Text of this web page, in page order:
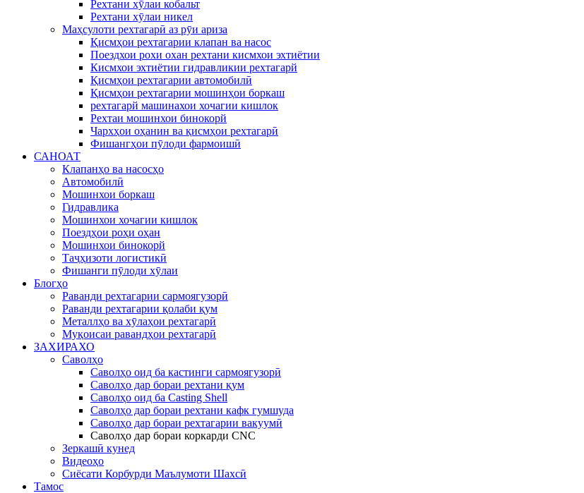
Рехтани хӯлаи кобальт
Рехтани хӯлаи никел
Маҳсулоти рехтагарӣ аз рӯи ариза
Қисмҳои рехтагарии клапан ва насос
Поездхои рохи охан рехтани кисмхои эхтиётии
Кисмхои эхтиётии гидравликии рехтагарй
Қисмҳои рехтагарии автомобилӣ
Қисмҳои рехтагарии мошинҳои боркаш
рехтагарй машинахои хочагии кишлок
Рехтаи мошинхои бинокорй
Чархҳои оҳанин ва қисмҳои рехтагарӣ
Фишангҳои пӯлоди фармоишӣ
САНОАТ
Клапанҳо ва насосҳо
Автомобилӣ
Мошинхои боркаш
Гидравлика
Мошинхои хочагии кишлок
Поездҳои роҳи оҳан
Мошинхои бинокорй
Таҷҳизоти логистикӣ
Фишанги пӯлоди хӯлаи
Блогҳо
Раванди рехтагарии сармоягузорӣ
Раванди рехтагарии қолаби қум
Металлҳо ва хӯлаҳои рехтагарӣ
Муқоисаи равандҳои рехтагарӣ
ЗАХИРАХО
Саволҳо
Саволҳо оид ба кастинги сармоягузорӣ
Саволҳо дар бораи рехтани қум
Саволҳо оид ба Casting Shell
Саволҳо дар бораи рехтани кафк гумшуда
Саволҳо дар бораи рехтагарии вакуумӣ
Саволҳо дар бораи коркарди CNC
Зеркашӣ кунед
Видеоҳо
Сиёсати Корбурди Маълумоти Шахсӣ
Тамос